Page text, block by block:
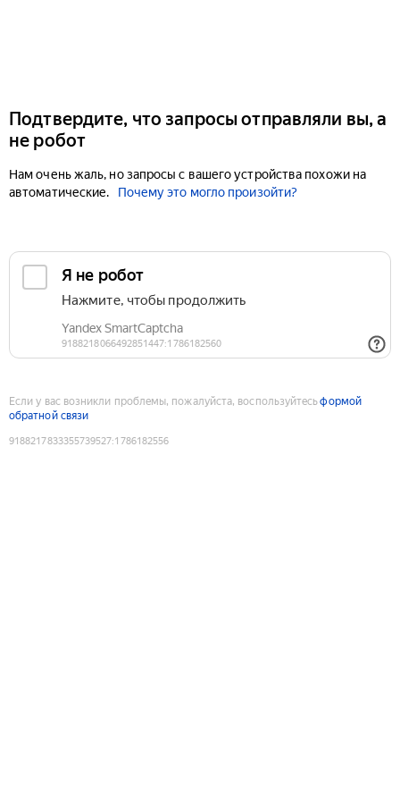
Подтвердите, что запросы отправляли вы, а
не робот
Нам очень жаль, но запросы с вашего устройства похожи на
автоматические.
Почему это могло произойти?
Если у вас возникли проблемы, пожалуйста, воспользуйтесьформой
обратной связи
9188217833355739527:1786182556